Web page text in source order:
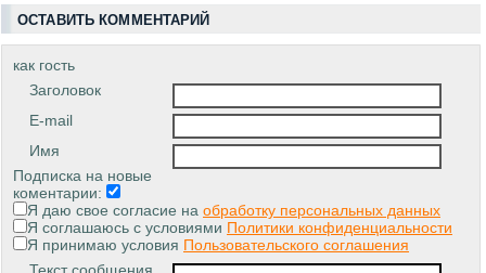
ОСТАВИТЬ КОММЕНТАРИЙ
как гость
Заголовок
E-mail
Имя
Подписка на новые
коментарии:
Я даю свое согласие на обработку персональных данных
Я соглашаюсь с условиями Политики конфиденциальности
Я принимаю условия Пользовательского соглашения
Текст сообщения